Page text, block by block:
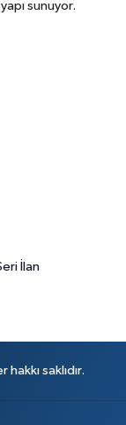
sunuyor.
İlan
saklıdır.